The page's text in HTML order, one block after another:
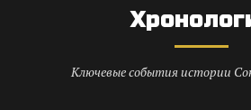
Ключевые события истории